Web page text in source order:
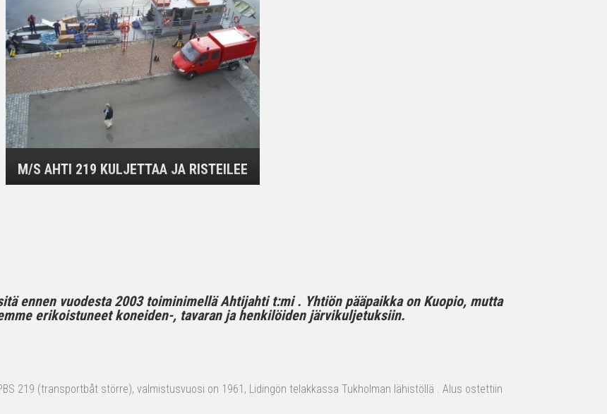
M/S AHTI 219 KULJETTAA JA RISTEILEE
ennen vuodesta 2003 toiminimellä Ahtijahti t:mi . Yhtiön pääpaikka on Kuopio, mutta
erikoistuneet koneiden-, tavaran ja henkilöiden järvikuljetuksiin.
219 (transportbåt större), valmistusvuosi on 1961, Lidingön telakkassa Tukholman lähistöllä . Alus ostettiin